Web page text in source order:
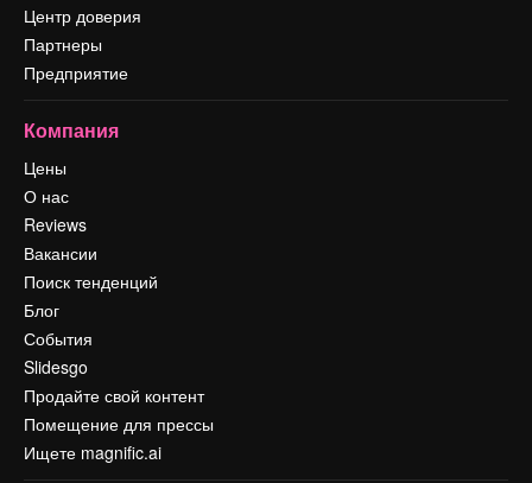
Центр доверия
Партнеры
Предприятие
Компания
Цены
О нас
Reviews
Вакансии
Поиск тенденций
Блог
События
Slidesgo
Продайте свой контент
Помещение для прессы
Ищете magnific.ai